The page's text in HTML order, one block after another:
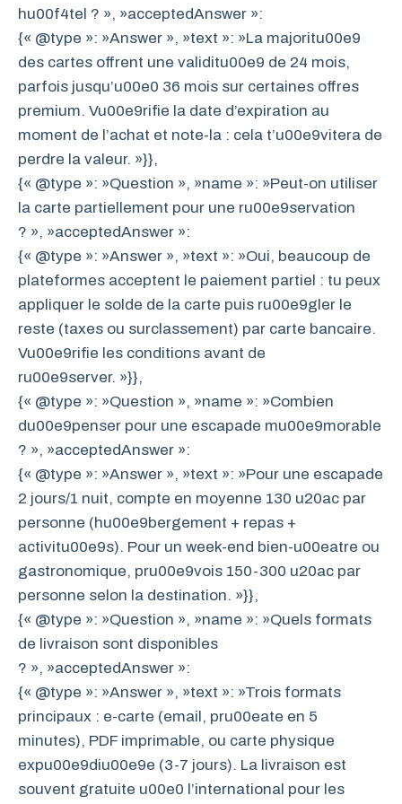
hu00f4tel ? », »acceptedAnswer »:
{« @type »: »Answer », »text »: »La majoritu00e9
des cartes offrent une validitu00e9 de 24 mois,
parfois jusqu’u00e0 36 mois sur certaines offres
premium. Vu00e9rifie la date d’expiration au
moment de l’achat et note-la : cela t’u00e9vitera de
perdre la valeur. »}},
{« @type »: »Question », »name »: »Peut-on utiliser
la carte partiellement pour une ru00e9servation
? », »acceptedAnswer »:
{« @type »: »Answer », »text »: »Oui, beaucoup de
plateformes acceptent le paiement partiel : tu peux
appliquer le solde de la carte puis ru00e9gler le
reste (taxes ou surclassement) par carte bancaire.
Vu00e9rifie les conditions avant de
ru00e9server. »}},
{« @type »: »Question », »name »: »Combien
du00e9penser pour une escapade mu00e9morable
? », »acceptedAnswer »:
{« @type »: »Answer », »text »: »Pour une escapade
2 jours/1 nuit, compte en moyenne 130 u20ac par
personne (hu00e9bergement + repas +
activitu00e9s). Pour un week-end bien-u00eatre ou
gastronomique, pru00e9vois 150-300 u20ac par
personne selon la destination. »}},
{« @type »: »Question », »name »: »Quels formats
de livraison sont disponibles
? », »acceptedAnswer »:
{« @type »: »Answer », »text »: »Trois formats
principaux : e-carte (email, pru00eate en 5
minutes), PDF imprimable, ou carte physique
expu00e9diu00e9e (3-7 jours). La livraison est
souvent gratuite u00e0 l’international pour les